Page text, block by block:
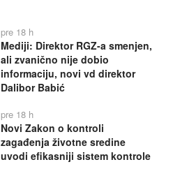
pre 18 h
Mediji: Direktor RGZ-a smenjen,
ali zvanično nije dobio
informaciju, novi vd direktor
Dalibor Babić
pre 18 h
Novi Zakon o kontroli
zagađenja životne sredine
uvodi efikasniji sistem kontrole